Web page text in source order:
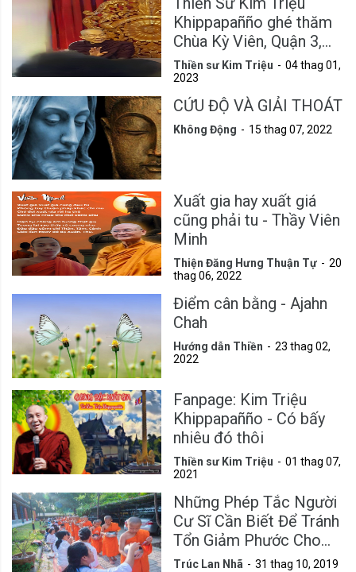
Khippapañño ghé thăm
Chùa Kỳ Viên, Quận 3,
Tp.HCM
Thiền sư Kim Triệu
04 thag 01,
2023
CỨU ĐỘ VÀ GIẢI THOÁT
Không Động 15 thag 07, 2022
Xuất gia hay xuất giá
cũng phải tu - Thầy Viên
Minh
Thiện Đăng Hưng Thuận Tự
20
thag 06, 2022
Điểm cân bằng - Ajahn
Chah
Hướng dẫn Thiền
23 thag 02,
2022
Fanpage: Kim Triệu
Khippapañño - Có bấy
nhiêu đó thôi
Thiền sư Kim Triệu
01 thag 07,
2021
Những Phép Tắc Người
Cư Sĩ Cần Biết Để Tránh
Tổn Giảm Phước Cho
Mình
Trúc Lan Nhã 31 thag 10, 2019